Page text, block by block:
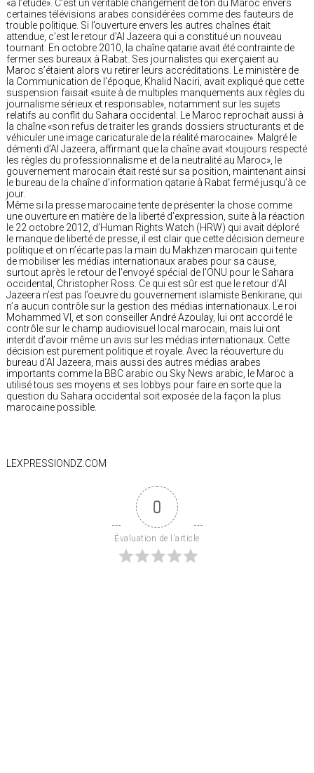
«à l’étude». C’est un véritable changement de ton du Maroc envers
certaines télévisions arabes considérées comme des fauteurs de
trouble politique. Si l’ouverture envers les autres chaînes était
attendue, c’est le retour d’Al Jazeera qui a constitué un nouveau
tournant. En octobre 2010, la chaîne qatarie avait été contrainte de
fermer ses bureaux à Rabat. Ses journalistes qui exerçaient au
Maroc s’étaient alors vu retirer leurs accréditations. Le ministère de
la Communication de l’époque, Khalid Naciri, avait expliqué que cette
suspension faisait «suite à de multiples manquements aux règles du
journalisme sérieux et responsable», notamment sur les sujets
relatifs au conflit du Sahara occidental. Le Maroc reprochait aussi à
la chaîne «son refus de traiter les grands dossiers structurants et de
véhiculer une image caricaturale de la réalité marocaine». Malgré le
démenti d’Al Jazeera, affirmant que la chaîne avait «toujours respecté
les règles du professionnalisme et de la neutralité au Maroc», le
gouvernement marocain était resté sur sa position, maintenant ainsi
le bureau de la chaîne d’information qatarie à Rabat fermé jusqu’à ce
jour.
Même si la presse marocaine tente de présenter la chose comme
une ouverture en matière de la liberté d’expression, suite à la réaction
le 22 octobre 2012, d’Human Rights Watch (HRW) qui avait déploré
le manque de liberté de presse, il est clair que cette décision demeure
politique et on n’écarte pas la main du Makhzen marocain qui tente
de mobiliser les médias internationaux arabes pour sa cause,
surtout après le retour de l’envoyé spécial de l’ONU pour le Sahara
occidental, Christopher Ross. Ce qui est sûr est que le retour d’Al
Jazeera n’est pas l’oeuvre du gouvernement islamiste Benkirane, qui
n’a aucun contrôle sur la gestion des médias internationaux. Le roi
Mohammed VI, et son conseiller André Azoulay, lui ont accordé le
contrôle sur le champ audiovisuel local marocain, mais lui ont
interdit d’avoir même un avis sur les médias internationaux. Cette
décision est purement politique et royale. Avec la réouverture du
bureau d’Al Jazeera, mais aussi des autres médias arabes
importants comme la BBC arabic ou Sky News arabic, le Maroc a
utilisé tous ses moyens et ses lobbys pour faire en sorte que la
question du Sahara occidental soit exposée de la façon la plus
marocaine possible.
LEXPRESSIONDZ.COM
0
Évaluation de l'article